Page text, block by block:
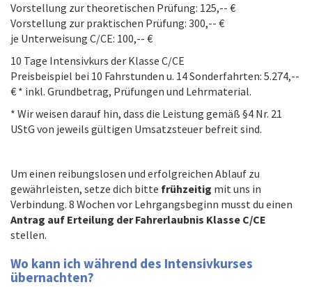
Vorstellung zur theoretischen Prüfung: 125,-- €
Vorstellung zur praktischen Prüfung: 300,-- €
je Unterweisung C/CE: 100,-- €
10 Tage Intensivkurs der Klasse C/CE
Preisbeispiel bei 10 Fahrstunden u. 14 Sonderfahrten: 5.274,--
€ * inkl. Grundbetrag, Prüfungen und Lehrmaterial.
* Wir weisen darauf hin, dass die Leistung gemäß §4 Nr. 21
UStG von jeweils gültigen Umsatzsteuer befreit sind.
Um einen reibungslosen und erfolgreichen Ablauf zu
gewährleisten, setze dich bitte frühzeitig mit uns in
Verbindung. 8 Wochen vor Lehrgangsbeginn musst du einen
Antrag auf Erteilung der Fahrerlaubnis Klasse C/CE
stellen.
Wo kann ich während des Intensivkurses
übernachten?